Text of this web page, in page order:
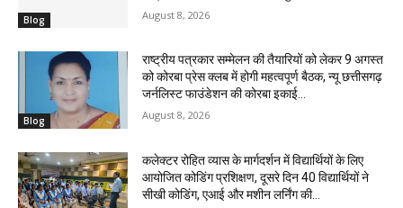
Blog August 8, 2026
Blog
राष्ट्रीय पत्रकार सम्मेलन की तैयारियों को लेकर 9 अगस्त
को कोरबा प्रेस क्लब में होगी महत्वपूर्ण बैठक, न्यू छत्तीसगढ़
जर्नलिस्ट फाउंडेशन की कोरबा इकाई...
August 8, 2026
कलेक्टर रोहित व्यास के मार्गदर्शन में विद्यार्थियों के लिए
आयोजित कोडिंग प्रशिक्षण, दूसरे दिन 40 विद्यार्थियों ने
सीखी कोडिंग, एआई और मशीन लर्निंग की...